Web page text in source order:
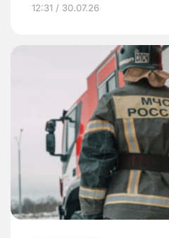
12:31 / 30.07.26